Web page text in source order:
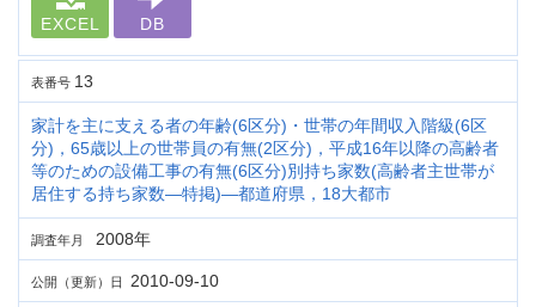
EXCEL DB
表番号 13
家計を主に支える者の年齢(6区分)・世帯の年間収入階級(6区
分)，65歳以上の世帯員の有無(2区分)，平成16年以降の高齢者
等のための設備工事の有無(6区分)別持ち家数(高齢者主世帯が
居住する持ち家数―特掲)―都道府県，18大都市
調査年月 2008年
公開（更新）日 2010-09-10